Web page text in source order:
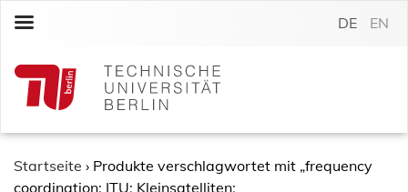
c
DE EN
Startseite › Produkte verschlagwortet mit „frequency
coordination; ITU; Kleinsatelliten;